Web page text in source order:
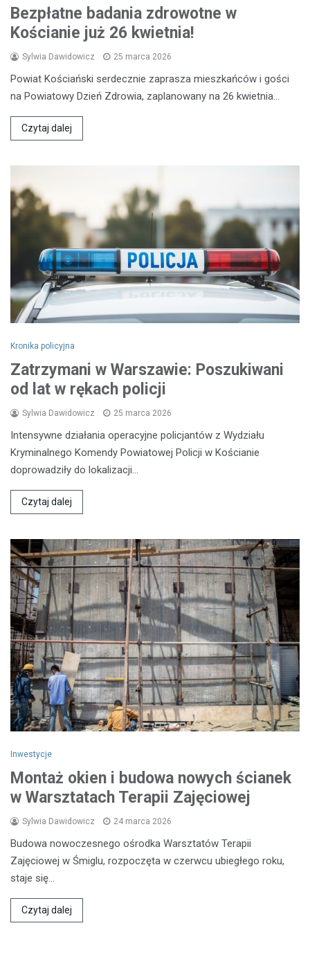
Bezpłatne badania zdrowotne w
Kościanie już 26 kwietnia!
Sylwia Dawidowicz 25 marca 2026
Powiat Kościański serdecznie zaprasza mieszkańców i gości
na Powiatowy Dzień Zdrowia, zaplanowany na 26 kwietnia…
Czytaj dalej
Kronika policyjna
Zatrzymani w Warszawie: Poszukiwani
od lat w rękach policji
Sylwia Dawidowicz 25 marca 2026
Intensywne działania operacyjne policjantów z Wydziału
Kryminalnego Komendy Powiatowej Policji w Kościanie
doprowadziły do lokalizacji…
Czytaj dalej
Inwestycje
Montaż okien i budowa nowych ścianek
w Warsztatach Terapii Zajęciowej
Sylwia Dawidowicz 24 marca 2026
Budowa nowoczesnego ośrodka Warsztatów Terapii
Zajęciowej w Śmiglu, rozpoczęta w czerwcu ubiegłego roku,
staje się…
Czytaj dalej